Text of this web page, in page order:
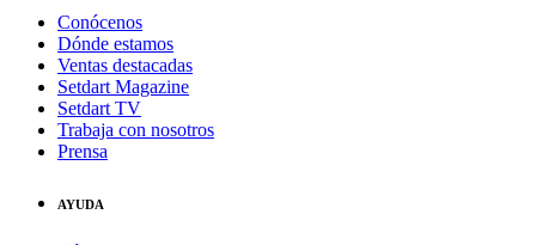
Conócenos
Dónde estamos
Ventas destacadas
Setdart Magazine
Setdart TV
Trabaja con nosotros
Prensa
AYUDA